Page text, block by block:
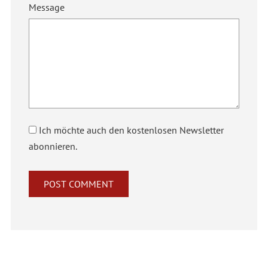
Message
Ich möchte auch den kostenlosen Newsletter
abonnieren.